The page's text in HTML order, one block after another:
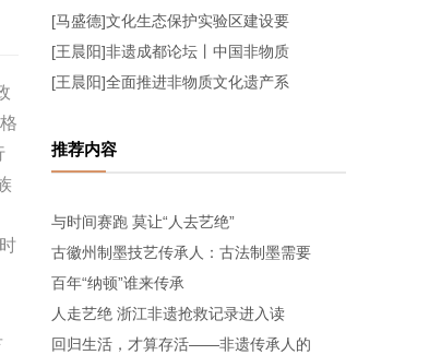
[马盛德]文化生态保护实验区建设要
[王晨阳]非遗成都论坛丨中国非物质
[王晨阳]全面推进非物质文化遗产系
推荐内容
与时间赛跑 莫让“人去艺绝”
古徽州制墨技艺传承人：古法制墨需要
百年“纳顿”谁来传承
人走艺绝 浙江非遗抢救记录进入读
回归生活，才算存活——非遗传承人的